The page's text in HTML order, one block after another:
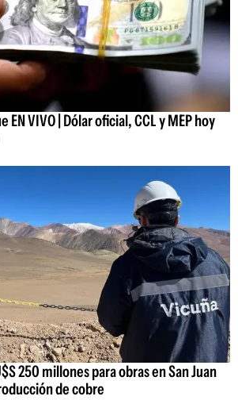
VIVO | Dólar oficial, CCL y MEP hoy
250 millones para obras en San Juan
de cobre